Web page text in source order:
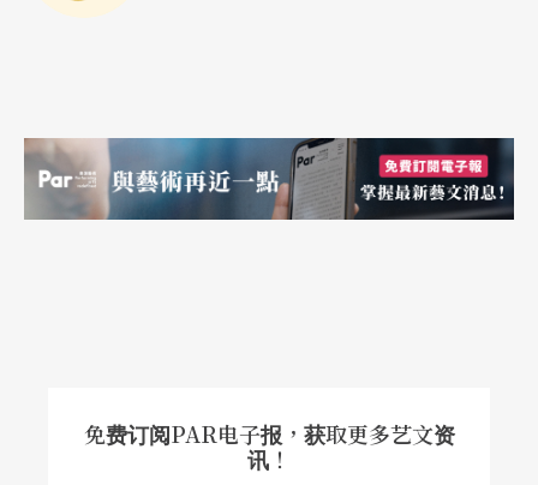
免费订阅PAR电子报，获取更多艺文资
讯！